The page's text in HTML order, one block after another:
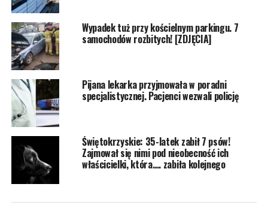
Wypadek tuż przy kościelnym parkingu. 7
samochodów rozbitych! [ZDJĘCIA]
Pijana lekarka przyjmowała w poradni
specjalistycznej. Pacjenci wezwali policję
Świętokrzyskie: 35-latek zabił 7 psów!
Zajmował się nimi pod nieobecność ich
właścicielki, która…. zabiła kolejnego